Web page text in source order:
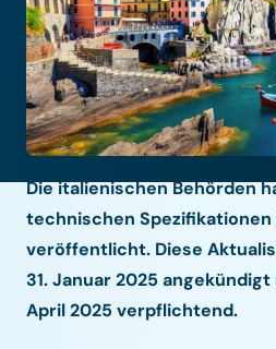
Die italienischen Behörden
technischen
veröffentlicht. Diese
31. Januar 2025 angekündigt
April 2025 verpflichtend.